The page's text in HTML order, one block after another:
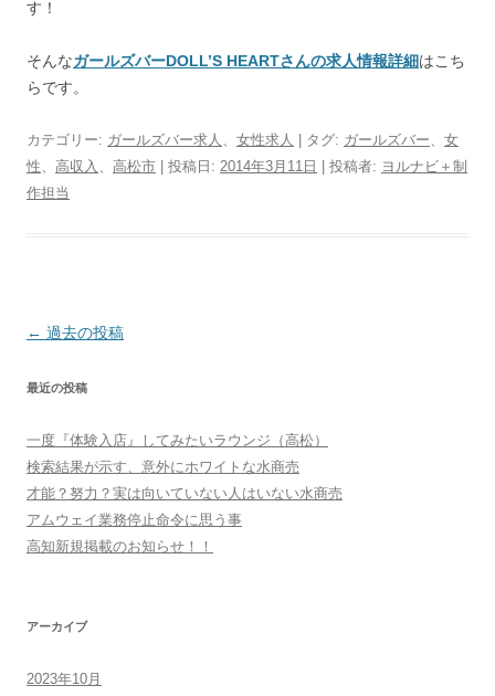
す！
そんなガールズバーDOLL’S HEARTさんの求人情報詳細はこち
らです。
カテゴリー: ガールズバー求人 、 女性求人 | タグ: ガールズバー、 女
性、 高収入 、 高松市 | 投稿日: 2014年3月11日 投稿者: ヨルナビ＋制
作担当
投
ナ
ゲ
ー
シ
ョ
← 過去の投稿
最近の投稿
一度『体験入店』してみたいラウンジ（高松）
検索結果が示す、意外にホワイトな水商売
才能？努力？実は向いていない人はいない水商売
アムウェイ業務停止命令に思う事
高知新規掲載のお知らせ！！
アーカイブ
2023年10月